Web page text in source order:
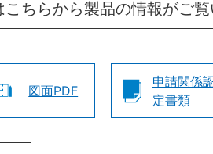
ちらから製品の情報がご覧
図面PDF
申請関係
定書類